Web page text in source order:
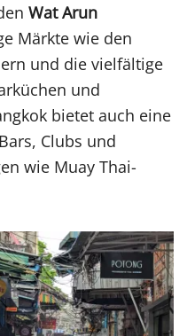
Wat Arun
Märkte wie den
und die vielfältige
und
bietet auch eine
Clubs und
wie Muay Thai-